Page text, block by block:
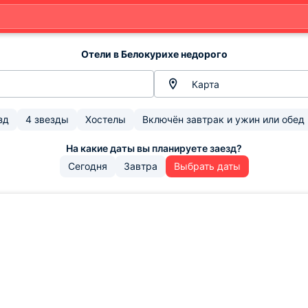
Отели в Белокурихе недорого
Карта
4 звезды Хостелы Включён завтрак и ужин или обед
Сегодня Завтра Выбрать даты